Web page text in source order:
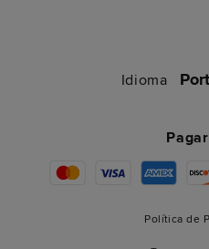
Idioma
Política de